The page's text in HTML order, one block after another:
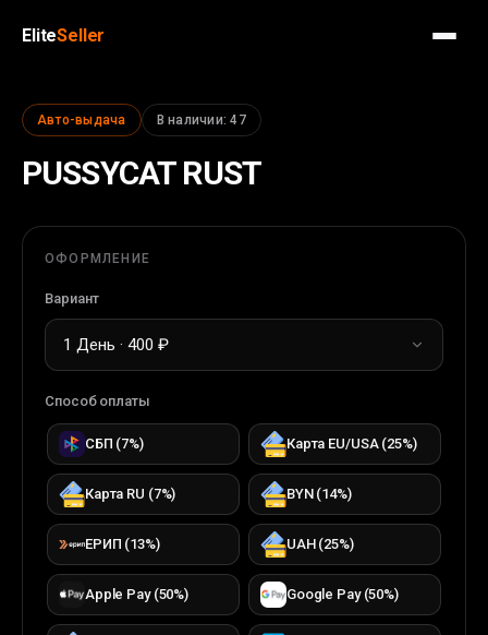
EliteSeller
Авто-выдача В наличии:47
PUSSYCAT RUST
ОФОРМЛЕНИЕ
Вариант
1 День · 400 ₽
Способ оплаты
СБП (7%) Карта EU/USA(25%)
Карта RU (7%) BYN(14%)
ЕРИП (13%) UAH(25%)
Apple Pay(50%) Google Pay(50%)